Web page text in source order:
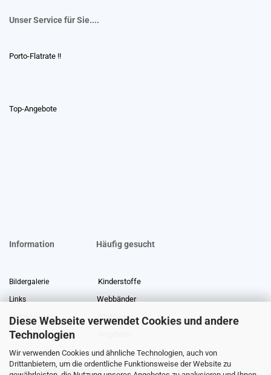
Diese Webseite verwendet Cookies und andere
Technologien
Wir verwenden Cookies und ähnliche Technologien, auch von
Drittanbietern, um die ordentliche Funktionsweise der Website zu
Unser Service für Sie....
Porto-Flatrate !!
Top-Angebote
Information Häufig gesucht
Bildergalerie Kinderstoffe
Links Webbänder
Stoffe Lexikon Stoffreste
Über uns
Gewerberabatt Meterware
Stoffe auf Rechnung